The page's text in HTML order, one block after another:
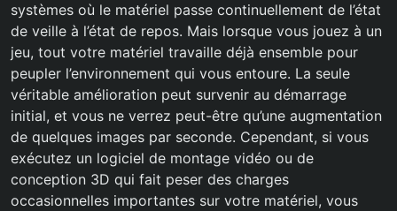
systèmes où le matériel passe continuellement de l’état
de veille à l’état de repos. Mais lorsque vous jouez à un
jeu, tout votre matériel travaille déjà ensemble pour
peupler l’environnement qui vous entoure. La seule
véritable amélioration peut survenir au démarrage
initial, et vous ne verrez peut-être qu’une augmentation
de quelques images par seconde. Cependant, si vous
exécutez un logiciel de montage vidéo ou de
conception 3D qui fait peser des charges
occasionnelles importantes sur votre matériel, vous